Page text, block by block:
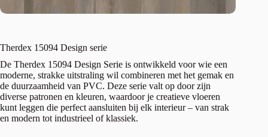
Therdex 15094 Design serie
De Therdex 15094 Design Serie is ontwikkeld voor wie een
moderne, strakke uitstraling wil combineren met het gemak en
de duurzaamheid van PVC. Deze serie valt op door zijn
diverse patronen en kleuren, waardoor je creatieve vloeren
kunt leggen die perfect aansluiten bij elk interieur – van strak
en modern tot industrieel of klassiek.